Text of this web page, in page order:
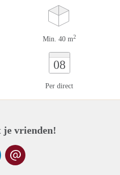
Min. 40 m2
08
Per direct
je vrienden!